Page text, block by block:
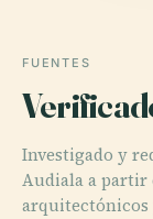
FUENTES
Investigado y
Audiala a partir